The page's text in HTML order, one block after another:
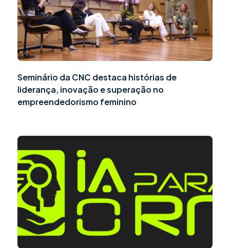
Seminário da CNC destaca histórias de
liderança, inovação e superação no
empreendedorismo feminino